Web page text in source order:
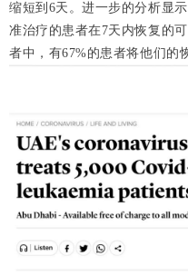
缩短到6天。进一步的分析显
准治疗的患者在7天内恢复的
者中，有67%的患者将他们的